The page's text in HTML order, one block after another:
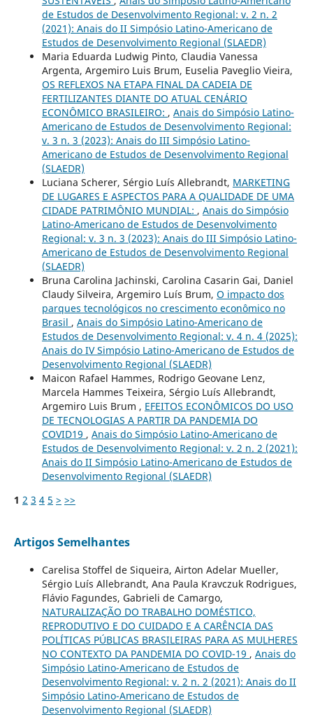
de Estudos de Desenvolvimento Regional: v. 2 n. 2
(2021): Anais do II Simpósio Latino-Americano de
Estudos de Desenvolvimento Regional (SLAEDR)
Maria Eduarda Ludwig Pinto, Claudia Vanessa
Argenta, Argemiro Luis Brum, Euselia Paveglio Vieira,
OS REFLEXOS NA ETAPA FINAL DA CADEIA DE
FERTILIZANTES DIANTE DO ATUAL CENÁRIO
ECONÔMICO BRASILEIRO: , Anais do Simpósio Latino-
Americano de Estudos de Desenvolvimento Regional:
v. 3 n. 3 (2023): Anais do III Simpósio Latino-
Americano de Estudos de Desenvolvimento Regional
(SLAEDR)
Luciana Scherer, Sérgio Luís Allebrandt, MARKETING
DE LUGARES E ASPECTOS PARA A QUALIDADE DE UMA
CIDADE PATRIMÔNIO MUNDIAL: , Anais do Simpósio
Latino-Americano de Estudos de Desenvolvimento
Regional: v. 3 n. 3 (2023): Anais do III Simpósio Latino-
Americano de Estudos de Desenvolvimento Regional
(SLAEDR)
Bruna Carolina Jachinski, Carolina Casarin Gai, Daniel
Claudy Silveira, Argemiro Luís Brum, O impacto dos
parques tecnológicos no crescimento econômico no
Brasil , Anais do Simpósio Latino-Americano de
Estudos de Desenvolvimento Regional: v. 4 n. 4 (2025):
Anais do IV Simpósio Latino-Americano de Estudos de
Desenvolvimento Regional (SLAEDR)
Maicon Rafael Hammes, Rodrigo Geovane Lenz,
Marcela Hammes Teixeira, Sérgio Luís Allebrandt,
Argemiro Luis Brum , EFEITOS ECONÔMICOS DO USO
DE TECNOLOGIAS A PARTIR DA PANDEMIA DO
COVID19 , Anais do Simpósio Latino-Americano de
Estudos de Desenvolvimento Regional: v. 2 n. 2 (2021):
Anais do II Simpósio Latino-Americano de Estudos de
Desenvolvimento Regional (SLAEDR)
1 2 3 4 5 > >>
Artigos Semelhantes
Carelisa Stoffel de Siqueira, Airton Adelar Mueller,
Sérgio Luís Allebrandt, Ana Paula Kravczuk Rodrigues,
Flávio Fagundes, Gabrieli de Camargo,
NATURALIZAÇÃO DO TRABALHO DOMÉSTICO,
REPRODUTIVO E DO CUIDADO E A CARÊNCIA DAS
POLÍTICAS PÚBLICAS BRASILEIRAS PARA AS MULHERES
NO CONTEXTO DA PANDEMIA DO COVID-19 , Anais do
Simpósio Latino-Americano de Estudos de
Desenvolvimento Regional: v. 2 n. 2 (2021): Anais do II
Simpósio Latino-Americano de Estudos de
Desenvolvimento Regional (SLAEDR)